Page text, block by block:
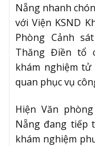
Nẵng nhanh
với Viện KSND
Phòng Cảnh
Thăng Điền tổ
khám nghiệm
quan phục vụ
Hiện Văn
Nẵng đang tiếp
khám nghiệm